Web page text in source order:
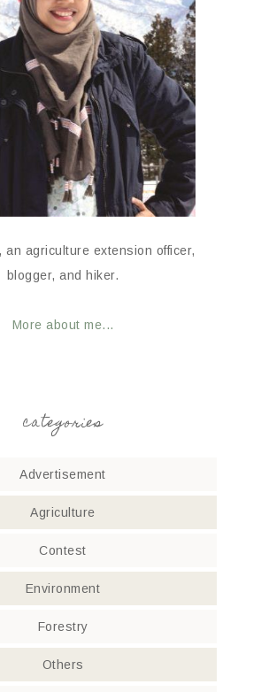
an agriculture extension officer,
blogger, and hiker.
More about me...
categories
Advertisement
Agriculture
Contest
Environment
Forestry
Others